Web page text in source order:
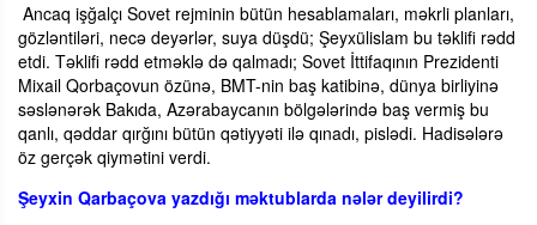
Ancaq işğalçı Sovet rejminin bütün hesablamaları, məkrli planları,
gözləntiləri, necə deyərlər, suya düşdü; Şeyxülislam bu təklifi rədd
etdi. Təklifi rədd etməklə də qalmadı; Sovet İttifaqının Prezidenti
Mixail Qorbaçovun özünə, BMT-nin baş katibinə, dünya birliyinə
səslənərək Bakıda, Azərabaycanın bölgələrində baş vermiş bu
qanlı, qəddar qırğını bütün qətiyyəti ilə qınadı, pislədi. Hadisələrə
öz gerçək qiymətini verdi.
Şeyxin Qarbaçova yazdığı məktublarda nələr deyilirdi?